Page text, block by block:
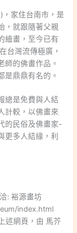
家住台南市，是
，就跟隨著父親
繪畫，至今已有
台灣流傳極廣，
師的佛畫作品。
是鼎鼎有名的。
總是免費與人結
計較，以佛畫來
的民俗及佛畫家-
更多人結緣，利
: 裕源畫坊
index.html
述網頁，由 馬芥